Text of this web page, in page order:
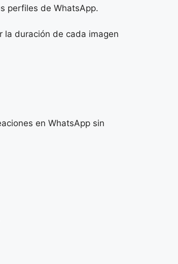
perfiles de WhatsApp.
la duración de cada imagen
en WhatsApp sin